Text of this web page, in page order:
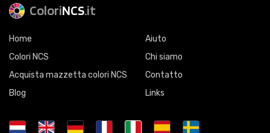
ColoriNCS.it
Home
Colori NCS
Acquista mazzetta colori NCS
Blog
Aiuto
Chi siamo
Contatto
Links